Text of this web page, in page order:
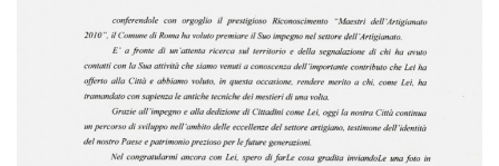
Massimo Maria Melis Maestro “Artigiano
della Città di Roma”
Massimo Maria Melis Maestro “Artigiano della Città di Roma”